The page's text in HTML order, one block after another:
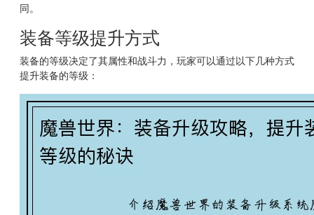
同。
装备等级提升方式
装备的等级决定了其属性和战斗力，玩家可以通过以下几种方式
提升装备的等级：